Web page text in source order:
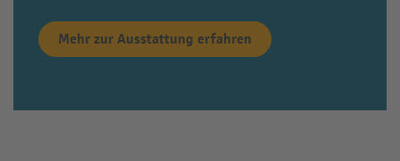
Mehr zur Ausstattung erfahren